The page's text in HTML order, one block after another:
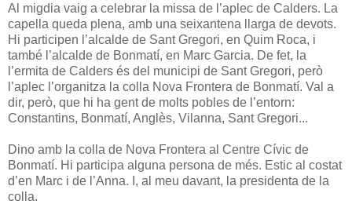
Al migdia vaig a celebrar la missa de l’aplec de Calders. La
capella queda plena, amb una seixantena llarga de devots.
Hi participen l’alcalde de Sant Gregori, en Quim Roca, i
també l’alcalde de Bonmatí, en Marc Garcia. De fet, la
l’ermita de Calders és del municipi de Sant Gregori, però
l’aplec l’organitza la colla Nova Frontera de Bonmatí. Val a
dir, però, que hi ha gent de molts pobles de l’entorn:
Constantins, Bonmatí, Anglès, Vilanna, Sant Gregori...
Dino amb la colla de Nova Frontera al Centre Cívic de
Bonmatí. Hi participa alguna persona de més. Estic al costat
d’en Marc i de l’Anna. I, al meu davant, la presidenta de la
colla.